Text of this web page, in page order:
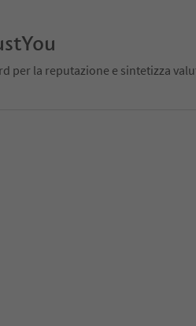
per la reputazione e sintetizza